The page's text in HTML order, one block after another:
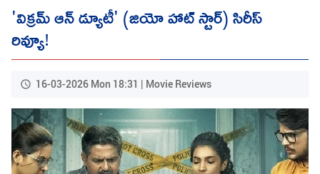
'విక్రమ్ ఆన్ డ్యూటీ' (జియో హాట్ స్టార్) సిరీస్
రివ్యూ!
16-03-2026 Mon 18:31 | Movie Reviews